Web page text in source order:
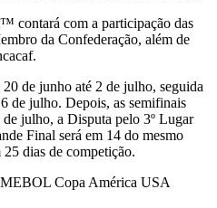
contará com a participação das
da Confederação, além de
de junho até 2 de julho, seguida
de julho. Depois, as semifinais
de julho, a Disputa pelo 3º Lugar
Final será em 14 do mesmo
dias de competição.
Copa América USA